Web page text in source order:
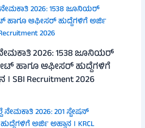
2026: 1538 ಜೂನಿಯರ್
ಹಾಗೂ ಆಫೀಸರ್ ಹುದ್ದೆಗಳಿಗೆ
SBI Recruitment 2026